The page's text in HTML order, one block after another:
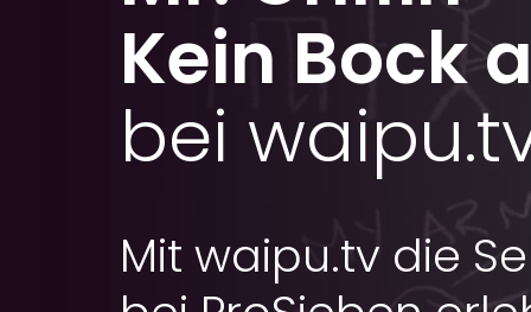
Kein Bock
bei
Mit waipu.tv die